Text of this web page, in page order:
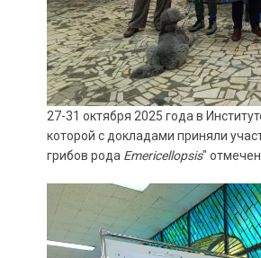
27-31 октября 2025 года в
которой с докладами приняли
грибов рода Emericellopsis"